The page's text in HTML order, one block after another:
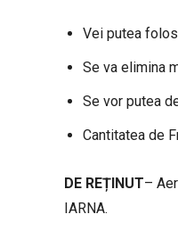
Vei putea
Se va elimina
Se vor putea
Cantitatea de
DE REȚINUT–
IARNA.